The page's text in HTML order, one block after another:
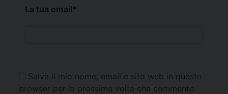
La tua email*
Salva il mio nome, email e sito web in questo
browser per la prossima volta che commento.